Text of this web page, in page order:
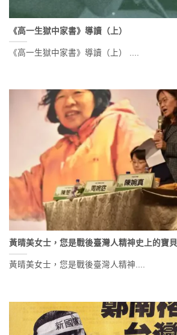
《高一生獄中家書》導讀（上）
《高一生獄中家書》導讀（上） ....
黃晴美女士，您是戰後臺灣人精神史上的寶貝
黃晴美女士，您是戰後臺灣人精神....